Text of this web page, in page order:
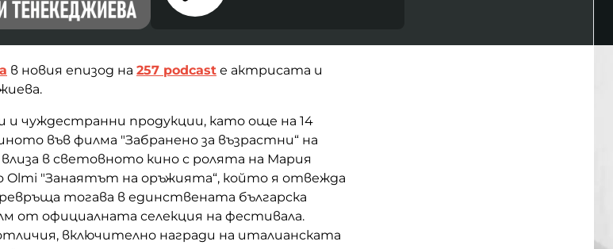
в новия епизод на 257 podcast е актрисата и
и чуждестранни продукции, като още на 14
във филма "Забранено за възрастни“ на
влиза в световното кино с ролята на Мария
Olmi "Занаятът на оръжията“, който я отвежда
тогава в единствената българска
от официалната селекция на фестивала.
включително награди на италианската